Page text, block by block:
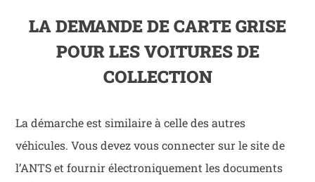
LA DEMANDE DE CARTE GRISE
POUR LES VOITURES DE
COLLECTION
La démarche est similaire à celle des autres
véhicules. Vous devez vous connecter sur le site de
l’ANTS et fournir électroniquement les documents